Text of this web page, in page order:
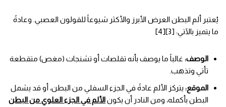
يُعتبر ألم البطن العرض الأبرز والأكثر شيوعاً للقولون العصبي. وعادةً
ما يتميز بالآتي: [3][4]
الوصف: غالباً ما يوصف بأنه تقلصات أو تشنجات (مغص) متقطعة
تأتي وتذهب.
الموقع: يتركز الألم عادةً في الجزء السفلي من البطن، أو قد يشمل
البطن بأكمله، ومن النادر أن يكونالألم في الجزء العلوي من البطن